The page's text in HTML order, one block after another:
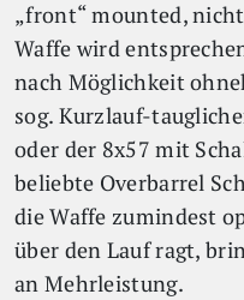
„front“ mounted,
Waffe wird
nach Möglichkeit
sog. Kurzlauf-
oder der 8x57 mit
beliebte Overbarrel
die Waffe zumindest
über den Lauf ragt,
an Mehrleistung.